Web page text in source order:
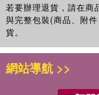
若要辦理退貨，請在商
與完整包裝(商品、附
貨。
網站導航 >>